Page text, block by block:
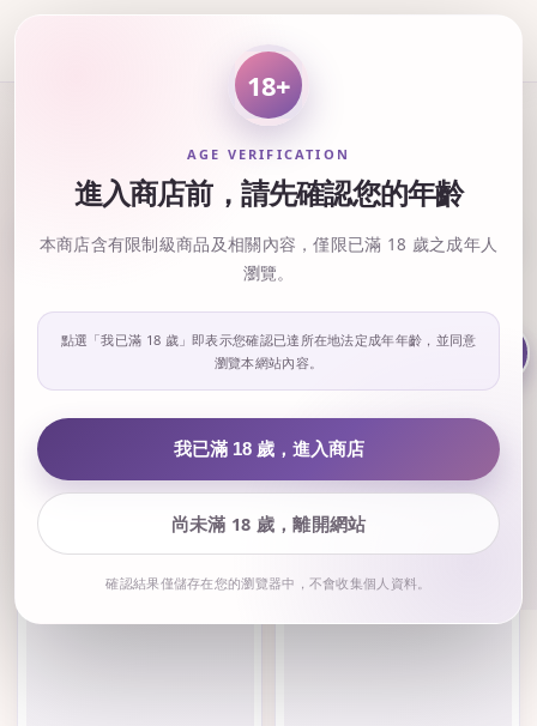
18+
AGE VERIFICATION
進入商店前，請先確認您的年齡
本商店含有限制級商品及相關內容，僅限已滿 18 歲之成年人
瀏覽。
點選「我已滿 18 歲」即表示您確認已達所在地法定成年年齡，並同意
瀏覽本網站內容。
我已滿 18 歲，進入商店
尚未滿 18 歲，離開網站
確認結果僅儲存在您的瀏覽器中，不會收集個人資料。
其他業務
排列方式 :